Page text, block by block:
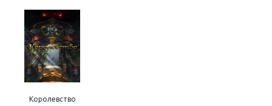
Королевство